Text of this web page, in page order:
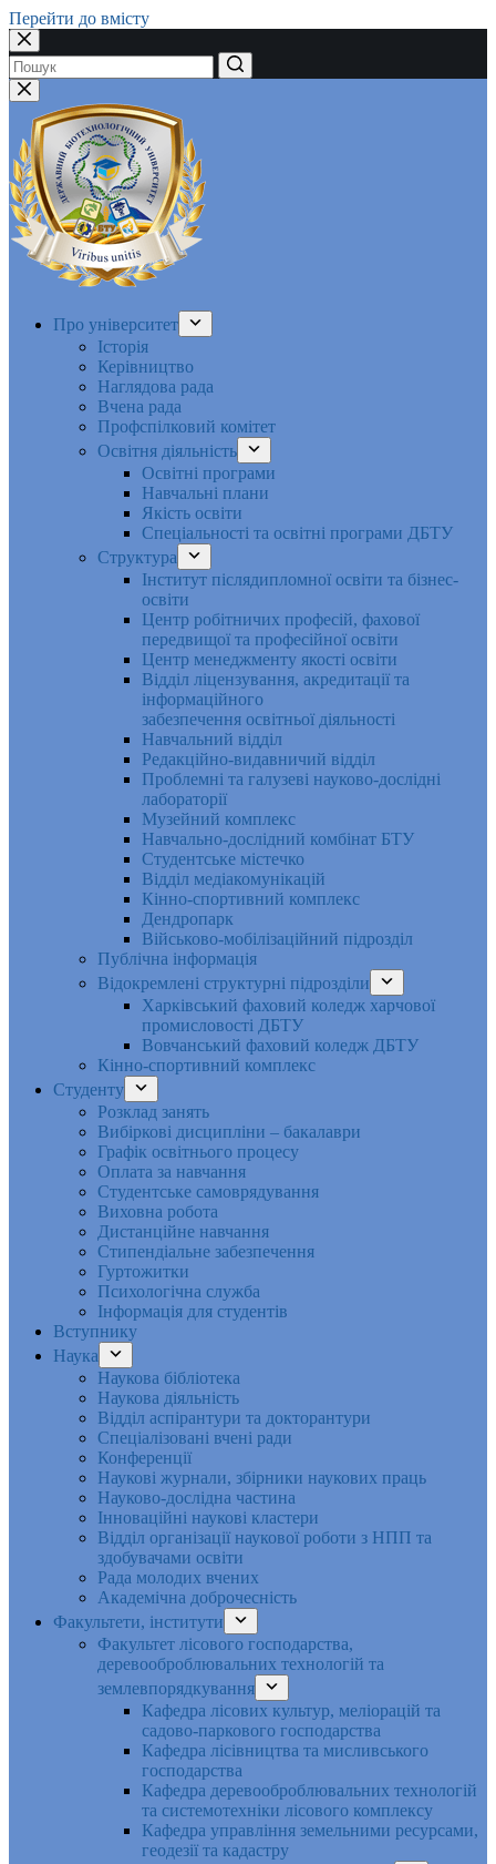
Перейти до вмісту
Немає
результатів
Про університет
Історія
Керівництво
Наглядова рада
Вчена рада
Профспілковий комітет
Освітня діяльність
Освітні програми
Навчальні плани
Якість освіти
Спеціальності та освітні програми ДБТУ
Структура
Інститут післядипломної освіти та бізнес-
освіти
Центр робітничих професій, фахової
передвищої та професійної освіти
Центр менеджменту якості освіти
Відділ ліцензування, акредитації та
інформаційного
забезпечення освітньої діяльності
Навчальний відділ
Редакційно-видавничий відділ
Проблемні та галузеві науково-дослідні
лабораторії
Музейний комплекс
Навчально-дослідний комбінат БТУ
Студентське містечко
Відділ медіакомунікацій
Кінно-спортивний комплекс
Дендропарк
Військово-мобілізаційний підрозділ
Публічна інформація
Відокремлені структурні підрозділи
Харківський фаховий коледж харчової
промисловості ДБТУ
Вовчанський фаховий коледж ДБТУ
Кінно-спортивний комплекс
Студенту
Розклад занять
Вибіркові дисципліни – бакалаври
Графік освітнього процесу
Оплата за навчання
Студентське самоврядування
Виховна робота
Дистанційне навчання
Стипендіальне забезпечення
Гуртожитки
Психологічна служба
Інформація для студентів
Вступнику
Наука
Наукова бібліотека
Наукова діяльність
Відділ аспірантури та докторантури
Спеціалізовані вчені ради
Конференції
Наукові журнали, збірники наукових праць
Науково-дослідна частина
Інноваційні наукові кластери
Відділ організації наукової роботи з НПП та
здобувачами освіти
Рада молодих вчених
Академічна доброчесність
Факультети, інститути
Факультет лісового господарства,
деревооброблювальних технологій та
землевпорядкування
Кафедра лісових культур, меліорацій та
садово-паркового господарства
Кафедра лісівництва та мисливського
господарства
Кафедра деревооброблювальних технологій
та системотехніки лісового комплексу
Кафедра управління земельними ресурсами,
геодезії та кадастру